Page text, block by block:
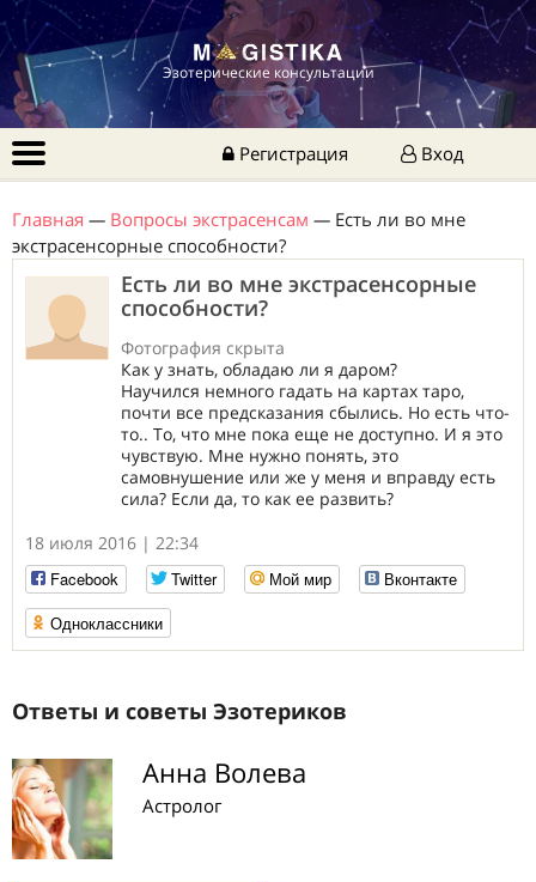
Эзотерические консультации
Регистрация Вход
Главная — Вопросы экстрасенсам — Есть ли во мне
экстрасенсорные способности?
Есть ли во мне экстрасенсорные
способности?
Фотография скрыта
Как у знать, обладаю ли я даром?
Научился немного гадать на картах таро,
почти все предсказания сбылись. Но есть что-
то.. То, что мне пока еще не доступно. И я это
чувствую. Мне нужно понять, это
самовнушение или же у меня и вправду есть
сила? Если да, то как ее развить?
18 июля 2016 | 22:34
Facebook
Twitter Мой мир
Вконтакте
Одноклассники
Ответы и советы Эзотериков
Анна Волева
Астролог